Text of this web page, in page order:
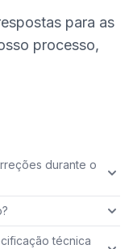
para as
processo,
durante o
técnica